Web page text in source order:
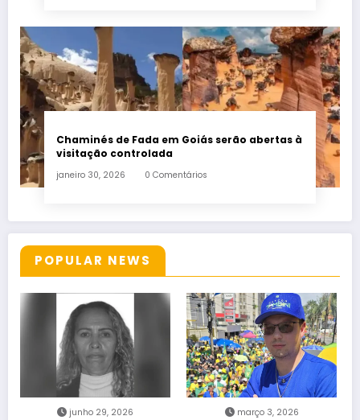
Chaminés de Fada em Goiás serão abertas à
visitação controlada
janeiro 30, 2026 0 Comentários
POPULAR NEWS
junho 29, 2026 março 3, 2026